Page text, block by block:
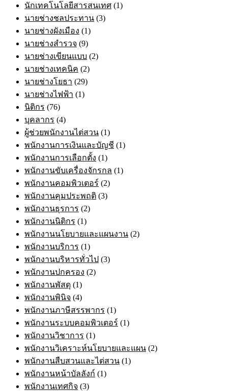
นักเทคโนโลยีสารสนเทศ (1)
นายช่างชลประทาน (3)
นายช่างผังเมือง (1)
นายช่างสำรวจ (9)
นายช่างเขียนแบบ (2)
นายช่างเทคนิค (2)
นายช่างโยธา (29)
นายช่างไฟฟ้า (1)
นิติกร (76)
บุคลากร (4)
ผู้ช่วยพนักงานไต่สวน (1)
พนักงานการเงินและบัญชี (1)
พนักงานการเลือกตั้ง (1)
พนักงานขับเครื่องจักรกล (1)
พนักงานคอมพิวเตอร์ (2)
พนักงานคุมประพฤติ (3)
พนักงานธุรการ (2)
พนักงานนิติกร (1)
พนักงานนโยบายและแผนงาน (2)
พนักงานบริการ (1)
พนักงานบริหารทั่วไป (3)
พนักงานปกครอง (2)
พนักงานพัสดุ (1)
พนักงานพินิจ (4)
พนักงานภาษีสรรพากร (1)
พนักงานระบบคอมพิวเตอร์ (1)
พนักงานวิชาการ (1)
พนักงานวิเคราะห์นโยบายและแผน (2)
พนักงานสืบสวนและไต่สวน (1)
พนักงานหน้าบัลลังก์ (1)
พนักงานเทศกิจ (3)